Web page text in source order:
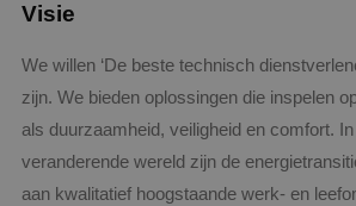
Visie
We willen ‘De beste technisch
zijn. We bieden oplossingen die inspelen
als duurzaamheid, veiligheid en comfort. In
veranderende wereld zijn de
aan kwalitatief hoogstaande werk- en